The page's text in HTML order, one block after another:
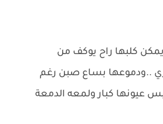
كلبها راح يوكف من
..ودموعها بساع صبن رغم
عيونها كبار ولمعه الدمعة